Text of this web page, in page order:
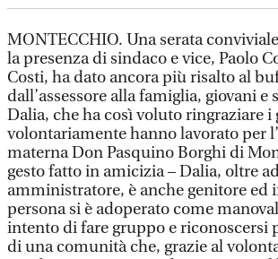
MONTECCHIO. Una serata
la presenza di sindaco e vice, Paolo
Costi, ha dato ancora più risalto al
dall’assessore alla famiglia, giovani e
Dalia, che ha così voluto ringraziare i
volontariamente hanno lavorato per
materna Don Pasquino Borghi di
gesto fatto in amicizia – Dalia, oltre
amministratore, è anche genitore ed
persona si è adoperato come
intento di fare gruppo e riconoscersi
di una comunità che, grazie al